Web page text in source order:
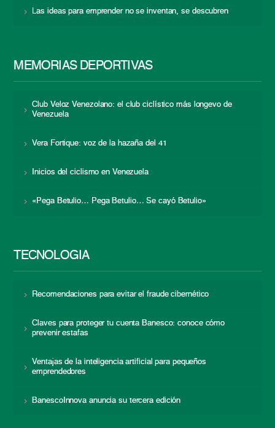
Las ideas para emprender no se inventan, se descubren
MEMORIAS DEPORTIVAS
Club Veloz Venezolano: el club ciclístico más longevo de
Venezuela
Vera Fortique: voz de la hazaña del 41
Inicios del ciclismo en Venezuela
«Pega Betulio… Pega Betulio… Se cayó Betulio»
TECNOLOGÍA
Recomendaciones para evitar el fraude cibernético
Claves para proteger tu cuenta Banesco: conoce cómo
prevenir estafas
Ventajas de la inteligencia artificial para pequeños
emprendedores
BanescoInnova anuncia su tercera edición